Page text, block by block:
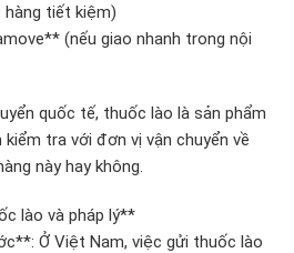
tiết kiệm)
(nếu giao nhanh trong nội
quốc tế, thuốc lào là sản phẩm
tra với đơn vị vận chuyển về
này hay không.
lào và pháp lý**
Ở Việt Nam, việc gửi thuốc lào